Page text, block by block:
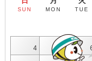
SUN MON TUE
4 5